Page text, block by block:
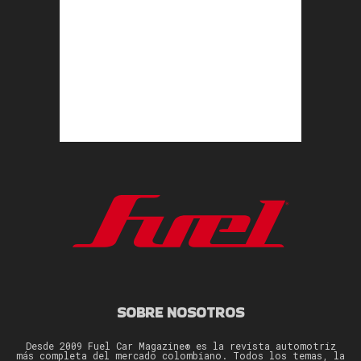
SOBRE NOSOTROS
Desde 2009 Fuel Car Magazine® es la revista automotriz
más completa del mercado colombiano. Todos los temas, la